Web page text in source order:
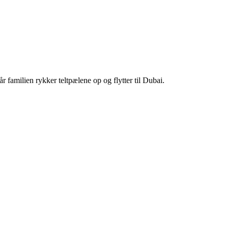
familien rykker teltpælene op og flytter til Dubai.